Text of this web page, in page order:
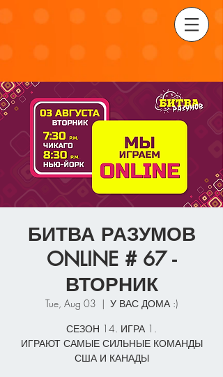
БИТВА РАЗУМОВ
ONLINE # 67 -
ВТОРНИК
Tue, Aug 03
  |
У ВАС ДОМА :)
СЕЗОН 14. ИГРА 1.
ИГРАЮТ САМЫЕ СИЛЬНЫЕ КОМАНДЫ
США И КАНАДЫ